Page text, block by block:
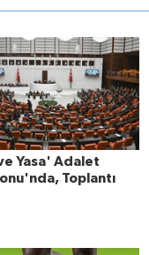
Yasa' Adalet
Toplantı